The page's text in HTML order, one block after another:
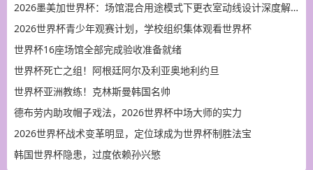
2026墨美加世界杯：场馆混合用途模式下更衣室动线设计深度解析
2026世界杯青少年观赛计划，学校组织集体观看世界杯
世界杯16座场馆全部完成验收准备就绪
世界杯死亡之组！阿根廷阿尔及利亚奥地利约旦
世界杯亚洲教练！克林斯曼韩国名帅
德布劳内助攻帽子戏法，2026世界杯中场大师的实力
2026世界杯战术变革明显，定位球成为世界杯制胜法宝
韩国世界杯隐患，过度依赖孙兴慜